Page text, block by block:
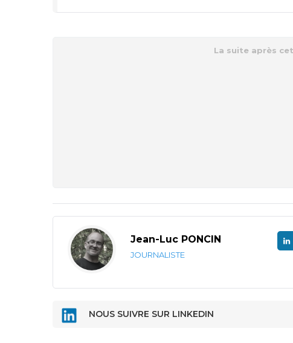
Jean-Luc PONCIN
JOURNALISTE
NOUS SUIVRE SUR LINKEDIN